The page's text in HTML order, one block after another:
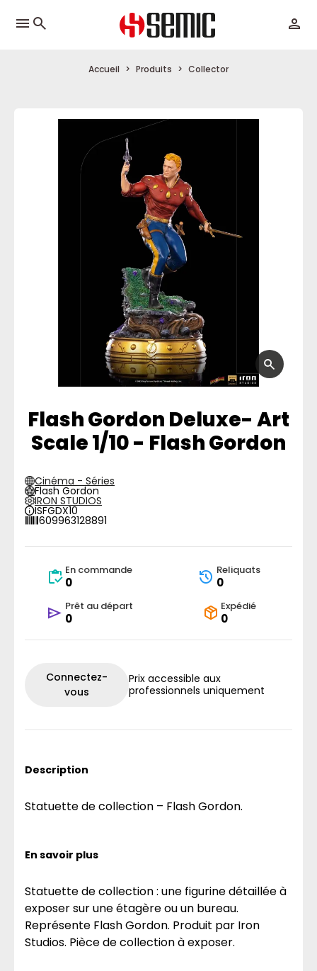
menu
Accueil Produits Collector
Flash Gordon Deluxe- Art
Scale 1/10 - Flash Gordon
Cinéma - Séries
Flash Gordon
IRON STUDIOS
ISFGDX10
609963128891
En commande
0
Reliquats
0
Prêt au départ
0
Expédié
0
Connectez-
vous
Prix accessible aux
professionnels uniquement
Description
Statuette de collection – Flash Gordon.
En savoir plus
Statuette de collection : une figurine détaillée à
exposer sur une étagère ou un bureau.
Représente Flash Gordon. Produit par Iron
Studios. Pièce de collection à exposer.